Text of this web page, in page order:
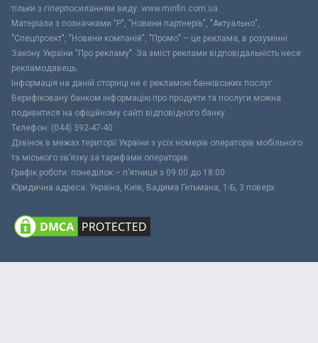
тільки з гіперпосиланням виду: www.minfin.com.ua
Матеріали з позначками "Р", "Новини партнерів", "Актуально",
"Спецпроект", "Новини компаній", "Промо" – це реклама, в розумінні
Закону України "Про рекламу". За зміст реклами відповідальність несе
рекламодавець.
Інформація на даній сторінці не є рекламою банківських послуг.
Верифіковану банком інформацію про продукти та послуги можна
подивитися на офіційному сайті відповідного банку.
Телефон: (044) 392-47-40
Дзвінок в межах території України з усіх номерів операторів мобільного
та міського зв’язку за тарифами операторів
Графік роботи: понеділок – п’ятниця з 09:00 до 18:00
Юридична адреса: Україна, Київ, Вадима Гетьмана, 1-Б, 3 поверх